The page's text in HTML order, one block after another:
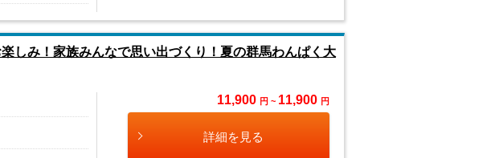
しみ！家族みんなで思い出づくり！夏の群馬わんぱく大
11,900 円 ~ 11,900 円
詳細を見る